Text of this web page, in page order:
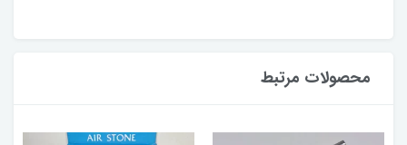
محصولات مرتبط